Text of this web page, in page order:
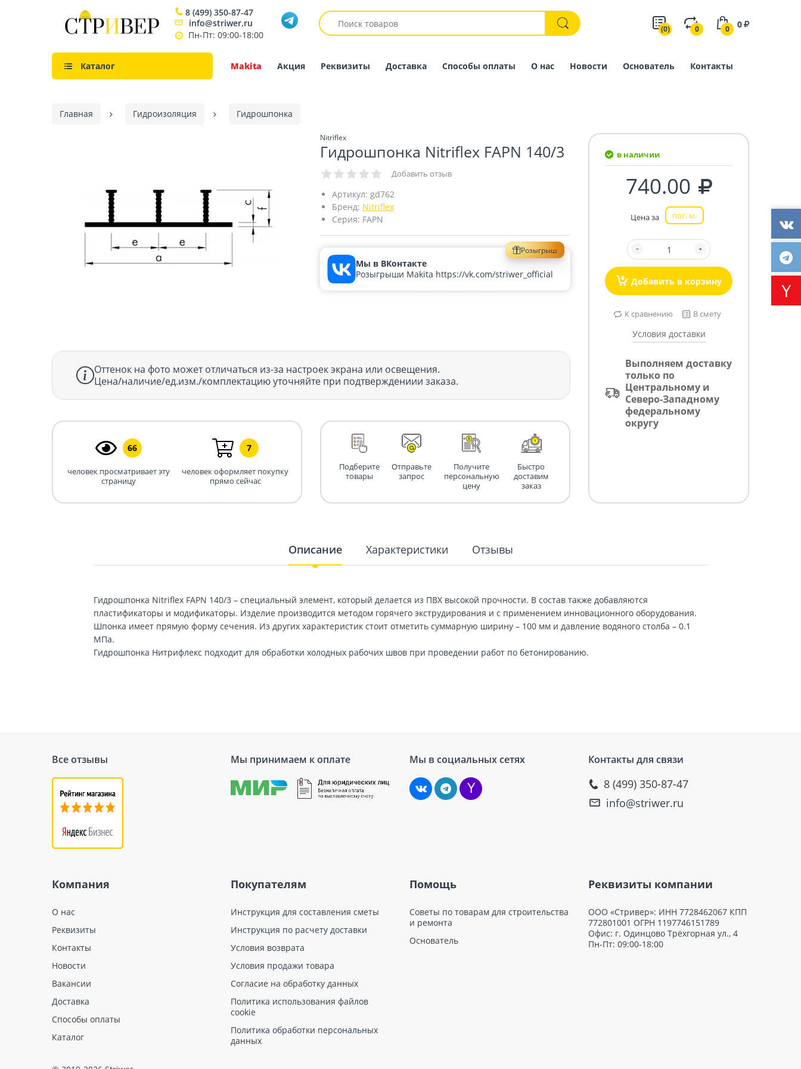
8 (499) 350-87-47
info@striwer.ru
Пн-Пт: 09:00-18:00
(0) 0 0 0
Каталог Makita Акция Реквизиты Доставка Способы оплаты О нас Новости Основатель Контакты
Главная Гидроизоляция Гидрошпонка
Nitriflex
Гидрошпонка Nitriflex FAPN 140/3
Добавить отзыв
Артикул: gd762
Бренд: Nitriflex
Серия: FAPN
Розыгрыш
Мы в ВКонтакте
Розыгрыши Makita https://vk.com/striwer_official
Оттенок на фото может отличаться из-за настроек экрана или освещения.
Цена/наличие/ед.изм./комплектацию уточняйте при подтверждениии заказа.
66
человек просматривает эту
страницу
7
человек оформляет покупку
прямо сейчас
Подберите
товары
Отправьте
запрос
Получите
персональную
цену
Быстро
доставим
заказ
в наличии
740.00
Цена за пог. м.
Добавить в корзину
К сравнению В смету
Условия доставки
Выполняем доставку
только по
Центральному и
Северо-Западному
федеральному
округу
Описание Характеристики Отзывы
Гидрошпонка Nitriflex FAPN 140/3 – специальный элемент, который делается из ПВХ высокой прочности. В состав также добавляются
пластификаторы и модификаторы. Изделие производится методом горячего экструдирования и с применением инновационного оборудования.
Шпонка имеет прямую форму сечения. Из других характеристик стоит отметить суммарную ширину – 100 мм и давление водяного столба – 0.1
МПа.
Гидрошпонка Нитрифлекс подходит для обработки холодных рабочих швов при проведении работ по бетонированию.
Все отзывы Мы принимаем к оплате Мы в социальных сетях Контакты для связи
8 (499) 350-87-47
info@striwer.ru
Компания
О нас
Реквизиты
Контакты
Новости
Вакансии
Доставка
Способы оплаты
Каталог
Покупателям
Инструкция для составления сметы
Инструкция по расчету доставки
Условия возврата
Условия продажи товара
Согласие на обработку данных
Политика использования файлов
cookie
Политика обработки персональных
данных
Помощь
Советы по товарам для строительства
и ремонта
Основатель
Реквизиты компании
ООО «Стривер»: ИНН 7728462067 КПП
772801001 ОГРН 1197746151789
Офис: г. Одинцово Трёхгорная ул., 4
Пн-Пт: 09:00-18:00